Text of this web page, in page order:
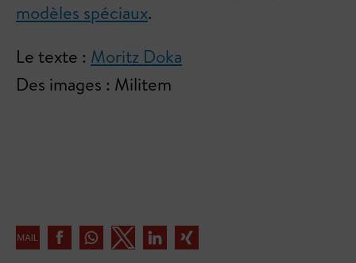
modèles spéciaux.
Le texte : Moritz Doka
Des images : Militem